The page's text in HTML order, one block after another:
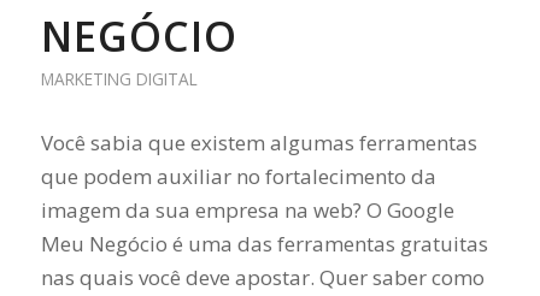
NEGÓCIO
MARKETING DIGITAL
Você sabia que existem algumas ferramentas
que podem auxiliar no fortalecimento da
imagem da sua empresa na web? O Google
Meu Negócio é uma das ferramentas gratuitas
nas quais você deve apostar. Quer saber como